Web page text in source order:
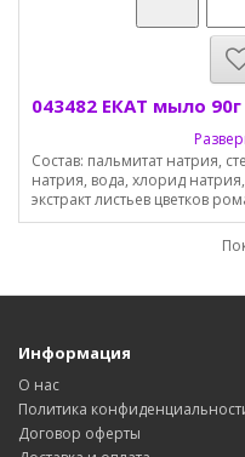
043482 ЕКАТ мыло
Состав: пальмитат натрия,
натрия, вода, хлорид
экстракт листьев цветков
Информация
О нас
Политика
Договор оферты